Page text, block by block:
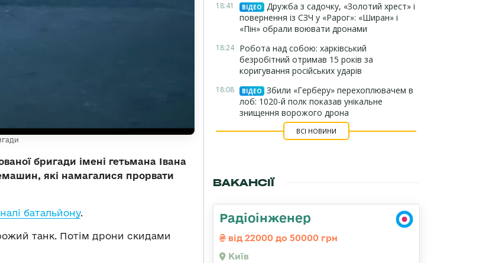
бригади імені гетьмана Івана
які намагалися прорвати
батальйону.
танк. Потім дрони скидами
18:41 ВІДЕО
Дружба з садочку, «Золотий хрест» і
повернення із СЗЧ у «Рарог»: «Ширан» і
«Пін» обрали воювати дронами
18:24 Робота над собою: харківський
безробітний отримав 15 років за
коригування російських ударів
18:08 ВІДЕО
Збили «Герберу» перехоплювачем в
лоб: 1020-й полк показав унікальне
знищення ворожого дрона
ВСІ НОВИНИ
ВАКАНСІЇ
Радіоінженер
від 22000 до 50000 грн
Київ